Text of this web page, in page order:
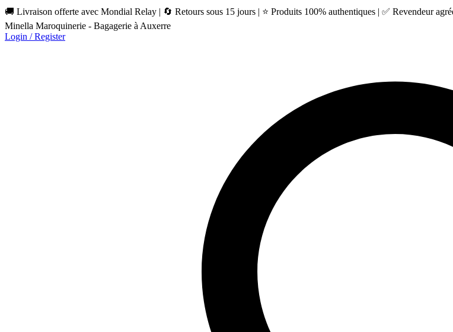
🚚 Livraison offerte avec Mondial Relay | 🔄 Retours sous 15 jours | ⭐ Produits 100% authentiques | ✅ Revendeur
Minella Maroquinerie - Bagagerie à Auxerre
Login / Register